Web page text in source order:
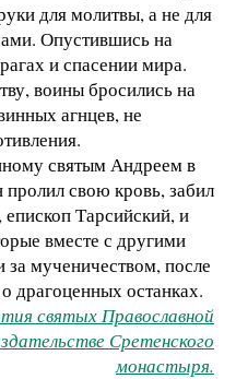
для молитвы, а не для
Опустившись на
и спасении мира.
воины бросились на
агнцев, не
святым Андреем в
пролил свою кровь, забил
Тарсийский, и
вместе с другими
мученичеством, после
драгоценных останках.
святых Православной
Сретенского
монастыря.